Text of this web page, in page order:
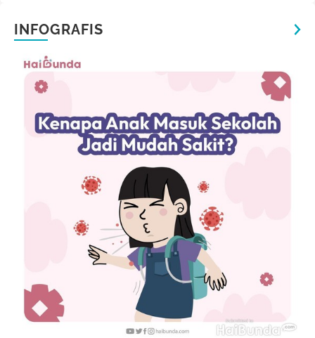
INFOGRAFIS